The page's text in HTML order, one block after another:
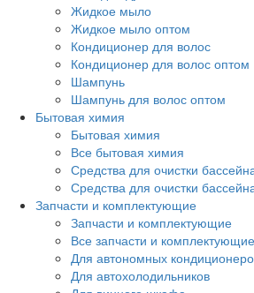
Жидкое мыло
Жидкое мыло оптом
Кондиционер для волос
Кондиционер для волос оптом
Шампунь
Шампунь для волос оптом
Бытовая химия
Бытовая химия
Все бытовая химия
Средства для очистки
Средства для очистки
Запчасти и комплектующие
Запчасти и комплектующие
Все запчасти и комплектующие
Для автономных
Для автохолодильников